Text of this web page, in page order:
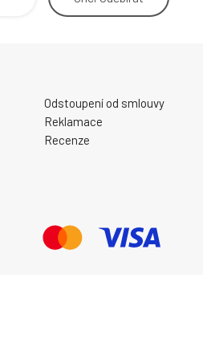
Odstoupení od smlouvy
Reklamace
Recenze